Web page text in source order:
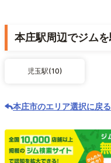
本庄駅周辺でジム
児玉駅(10)
本庄市のエリア選択に戻る